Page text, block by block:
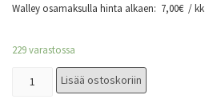
Walley osamaksulla hinta alkaen: 7,00€ / kk
229 varastossa
Lisää ostoskoriin